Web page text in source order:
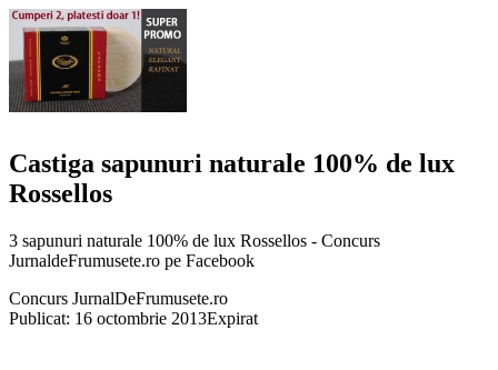
Castiga sapunuri naturale 100% de lux
Rossellos
3 sapunuri naturale 100% de lux Rossellos - Concurs
JurnaldeFrumusete.ro pe Facebook
Concurs JurnalDeFrumusete.ro
Publicat: 16 octombrie 2013Expirat